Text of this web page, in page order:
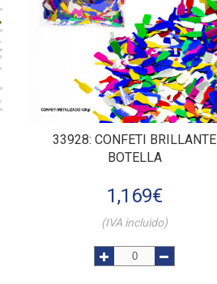
33928: CONFETI BRILLANTE
BOTELLA
1,169€
(IVA incluido)